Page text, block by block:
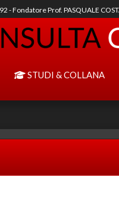
- Fondatore Prof. PASQUALE
STUDI & COLLANA